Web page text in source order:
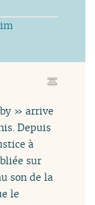
» arrive
Depuis
à
sur
son de la
le